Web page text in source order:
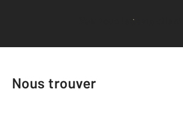
Voir tous les avis clients
Nous trouver